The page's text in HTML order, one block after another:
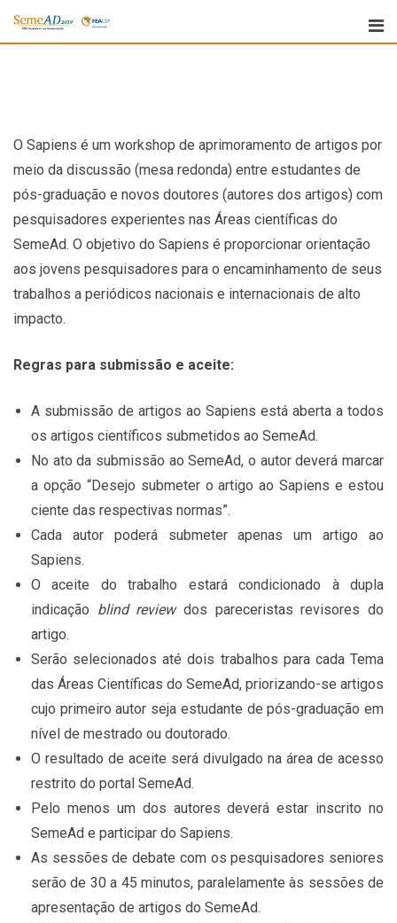
O Sapiens é um workshop de aprimoramento de artigos por
meio da discussão (mesa redonda) entre estudantes de
pós-graduação e novos doutores (autores dos artigos) com
pesquisadores experientes nas Áreas científicas do
SemeAd. O objetivo do Sapiens é proporcionar orientação
aos jovens pesquisadores para o encaminhamento de seus
trabalhos a periódicos nacionais e internacionais de alto
impacto.
Regras para submissão e aceite:
A submissão de artigos ao Sapiens está aberta a todos
os artigos científicos submetidos ao SemeAd.
No ato da submissão ao SemeAd, o autor deverá marcar
a opção “Desejo submeter o artigo ao Sapiens e estou
ciente das respectivas normas”.
Cada autor poderá submeter apenas um artigo ao
Sapiens.
O aceite do trabalho estará condicionado à dupla
indicação blind reviewdos pareceristas revisores do
artigo.
Serão selecionados até dois trabalhos para cada Tema
das Áreas Científicas do SemeAd, priorizando-se artigos
cujo primeiro autor seja estudante de pós-graduação em
nível de mestrado ou doutorado.
O resultado de aceite será divulgado na área de acesso
restrito do portal SemeAd.
Pelo menos um dos autores deverá estar inscrito no
SemeAd e participar do Sapiens.
As sessões de debate com os pesquisadores seniores
serão de 30 a 45 minutos, paralelamente às sessões de
apresentação de artigos do SemeAd.